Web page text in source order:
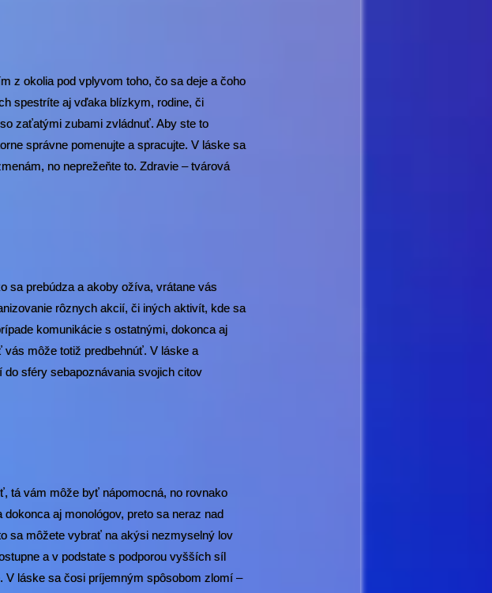
z okolia pod vplyvom toho, čo sa deje a čoho
spestríte aj vďaka blízkym, rodine, či
zaťatými zubami zvládnuť. Aby ste to
správne pomenujte a spracujte. V láske sa
no neprežeňte to. Zdravie – tvárová
sa prebúdza a akoby ožíva, vrátane vás
rôznych akcií, či iných aktivít, kde sa
komunikácie s ostatnými, dokonca aj
môže totiž predbehnúť. V láske a
sféry sebapoznávania svojich citov
tá vám môže byť nápomocná, no rovnako
aj monológov, preto sa neraz nad
sa môžete vybrať na akýsi nezmyselný lov
a v podstate s podporou vyšších síl
V láske sa čosi príjemným spôsobom zlomí –